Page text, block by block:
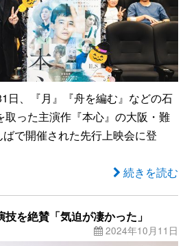
日、『月』『舟を編む』などの石
取った主演作『本心』の大阪・難
で開催された先行上映会に登
続きを読む
を絶賛「気迫が凄かった」
2024年10月11日